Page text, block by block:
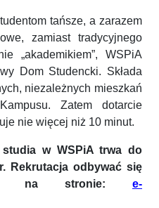
tańsze, a zarazem
zamiast tradycyjnego
„akademikiem”, WSPiA
Dom Studencki. Składa
niezależnych mieszkań
Zatem dotarcie
nie więcej niż 10 minut.
w WSPiA trwa do
Rekrutacja odbywać się
na stronie: e-